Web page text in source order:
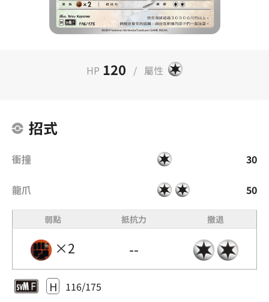
HP 120 / 屬性
招式
衝撞 30
龍爪 50
弱點 抵抗力 撤退
×2 --
H 116/175